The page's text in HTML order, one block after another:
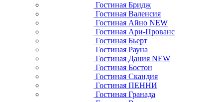
Гостиная Бридж
Гостиная Валенсия
Гостиная Айно NEW
Гостиная Ари-Прованс
Гостиная Бьерт
Гостиная Рауна
Гостиная Дания NEW
Гостиная Бостон
Гостиная Скандия
Гостиная ПЕННИ
Гостиная Гранада